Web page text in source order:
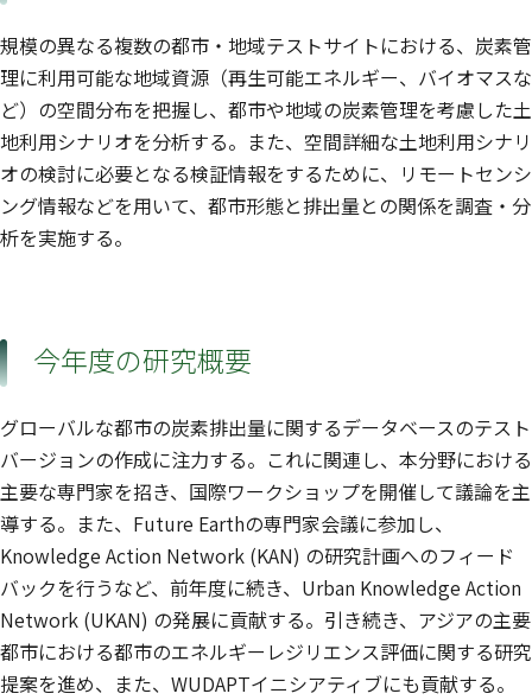
規模の異なる複数の都市・地域テストサイトにおける、炭素管
理に利用可能な地域資源（再生可能エネルギー、バイオマスな
ど）の空間分布を把握し、都市や地域の炭素管理を考慮した土
地利用シナリオを分析する。また、空間詳細な土地利用シナリ
オの検討に必要となる検証情報をするために、リモートセンシ
ング情報などを用いて、都市形態と排出量との関係を調査・分
析を実施する。
今年度の研究概要
グローバルな都市の炭素排出量に関するデータベースのテスト
バージョンの作成に注力する。これに関連し、本分野における
主要な専門家を招き、国際ワークショップを開催して議論を主
導する。また、Future Earthの専門家会議に参加し、
Knowledge Action Network (KAN) の研究計画へのフィード
バックを行うなど、前年度に続き、Urban Knowledge Action
Network (UKAN) の発展に貢献する。引き続き、アジアの主要
都市における都市のエネルギーレジリエンス評価に関する研究
提案を進め、また、WUDAPTイニシアティブにも貢献する。